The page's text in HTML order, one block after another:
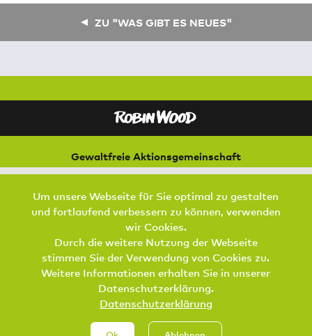
ZU "WAS GIBT ES NEUES"
Gewaltfreie Aktionsgemeinschaft
für Natur und Umwelt
21073 Hamburg
AKTIV WERDEN
DATENSCHUTZ IMPRESSUM JOBS
Um unsere Webseite für Sie optimal zu gestalten
und fortlaufend verbessern zu können, verwenden
wir Cookies.
Durch die weitere Nutzung der Webseite
stimmen Sie der Verwendung von Cookies zu.
Weitere Informationen erhalten Sie in unserer
Datenschutzerklärung.
Datenschutzerklärung